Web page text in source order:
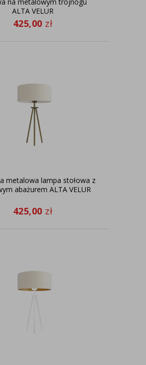
ALTA VELUR
425,00 zł
metalowa lampa stołowa z
abażurem ALTA VELUR
425,00 zł